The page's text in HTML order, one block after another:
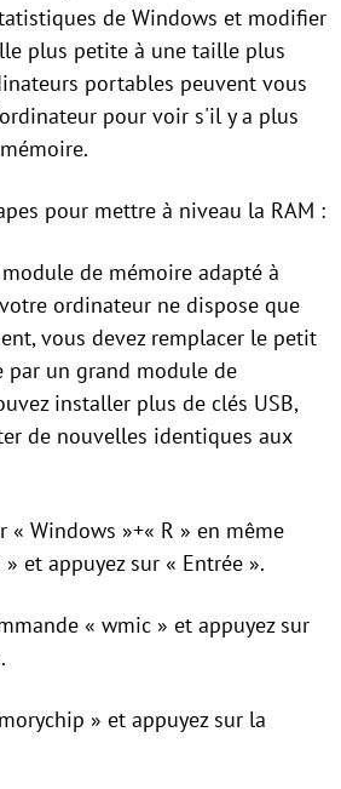
de Windows et modifier
plus petite à une taille plus
portables peuvent vous
pour voir s'il y a plus
pour mettre à niveau la RAM :
de mémoire adapté à
ordinateur ne dispose que
vous devez remplacer le petit
par un grand module de
installer plus de clés USB,
de nouvelles identiques aux
« Windows »+« R » en même
et appuyez sur « Entrée ».
« wmic » et appuyez sur
» et appuyez sur la